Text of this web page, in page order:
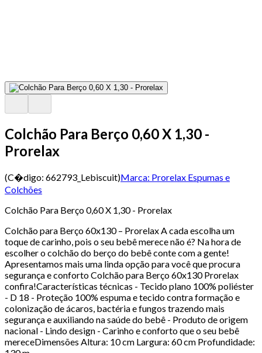
Colchão Para Berço 0,60 X 1,30 -
Prorelax
(C�digo: 662793_Lebiscuit)Marca: Prorelax Espumas e
Colchões
Colchão Para Berço 0,60 X 1,30 - Prorelax
Colchão para Berço 60x130 – Prorelax A cada escolha um
toque de carinho, pois o seu bebê merece não é? Na hora de
escolher o colchão do berço do bebê conte com a gente!
Apresentamos mais uma linda opção para você que procura
segurança e conforto Colchão para Berço 60x130 Prorelax
confira!Características técnicas - Tecido plano 100% poliéster
- D 18 - Proteção 100% espuma e tecido contra formação e
colonização de ácaros, bactéria e fungos trazendo mais
segurança e auxiliando na saúde do bebê - Produto de origem
nacional - Lindo design - Carinho e conforto que o seu bebê
mereceDimensões Altura: 10 cm Largura: 60 cm Profundidade: